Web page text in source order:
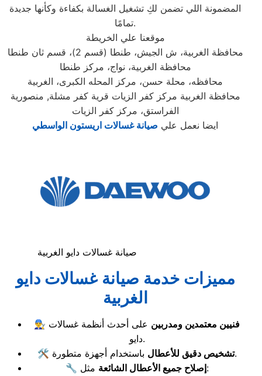
المضمونة اللي تضمن لكِ تشغيل الغسالة بكفاءة وكأنها جديدة
تمامًا.
موقعنا علي الخريطة
محافظة الغربية، ش الجيش، طنطا (قسم 2)، قسم ثان طنطا
محافظة الغربية، نواج، مركز طنطا
محافظه، محلة حسن، مركز المحله الكبرى، الغربية
محافظة الغربية مركز كفر الزيات قرية كفر مشلة, منصورية
الفراستق، مركز كفر الزيات
ايضا نعمل علي صيانة غسالات اريستون الواسطي
صيانة غسالات دايو الغربية
مميزات خدمة صيانة غسالات دايو
الغربية
👨‍🔧 فنيين معتمدين ومدربين على أحدث أنظمة غسالات
دايو.
🛠️
تشخيص دقيق للأعطالباستخدام أجهزة متطورة.
🔧
إصلاح جميع الأعطال الشائعةمثل: